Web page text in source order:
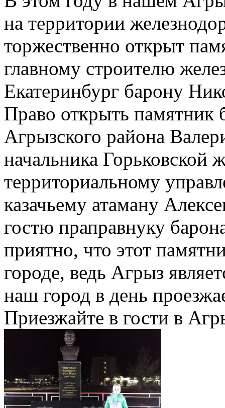
на территории
торжественно открыт
главному строителю
Екатеринбург барону
Право открыть памятник
Агрызского района
начальника Горьковской
территориальному
казачьему атаману
гостю праправнуку
приятно, что этот
городе, ведь Агрыз
наш город в день
Приезжайте в гости в